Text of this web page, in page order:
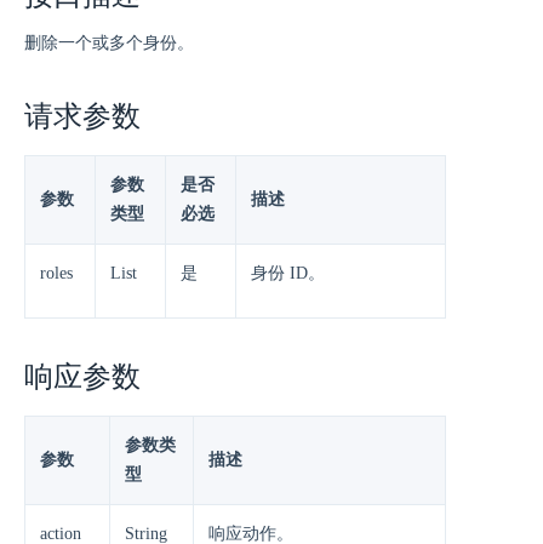
删除一个或多个身份。
请求参数
参数
参数
类型
是否
必选
描述
roles List 是 身份 ID。
响应参数
参数
参数类
型
描述
action String 响应动作。